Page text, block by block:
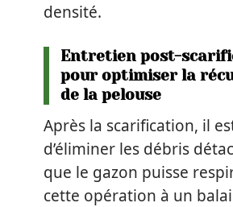
densité.
Entretien post-
pour optimiser la
de la pelouse
Après la scarification, il
d’éliminer les débris
que le gazon puisse
cette opération à un